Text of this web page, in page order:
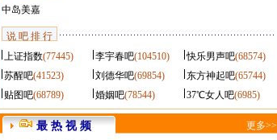
中岛美嘉
说 吧 排 行
上证指数(77445) 李宇春吧(104510) 快乐男声吧(68574)
苏醒吧(41523) 刘德华吧(69854) 东方神起吧(65744)
贴图吧(68789) 婚姻吧(78544) 37℃女人吧(6985)
最 热 视 频 更多>>